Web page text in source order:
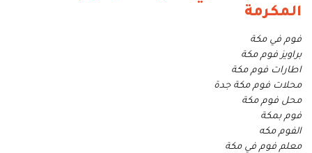
المكرمة
فوم في مكة
براويز فوم مكة
اطارات فوم مكة
محلات فوم مكة جدة
محل فوم مكة
فوم بمكة
الفوم مكه
معلم فوم في مكة